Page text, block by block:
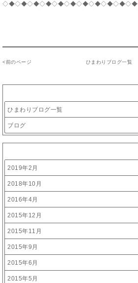
<前のページ ひまわりブログ一覧
ひまわりブログ一覧
ブログ
2019年2月
2018年10月
2016年4月
2015年12月
2015年11月
2015年9月
2015年6月
2015年5月